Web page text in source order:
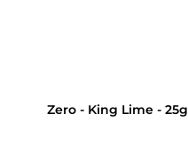
Zero - King Lime - 25g